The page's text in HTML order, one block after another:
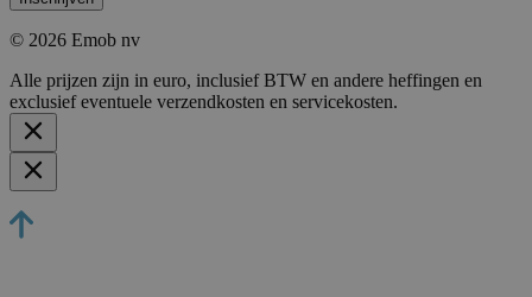
© 2026 Emob nv
Alle prijzen zijn in euro, inclusief BTW en andere heffingen en
exclusief eventuele verzendkosten en servicekosten.